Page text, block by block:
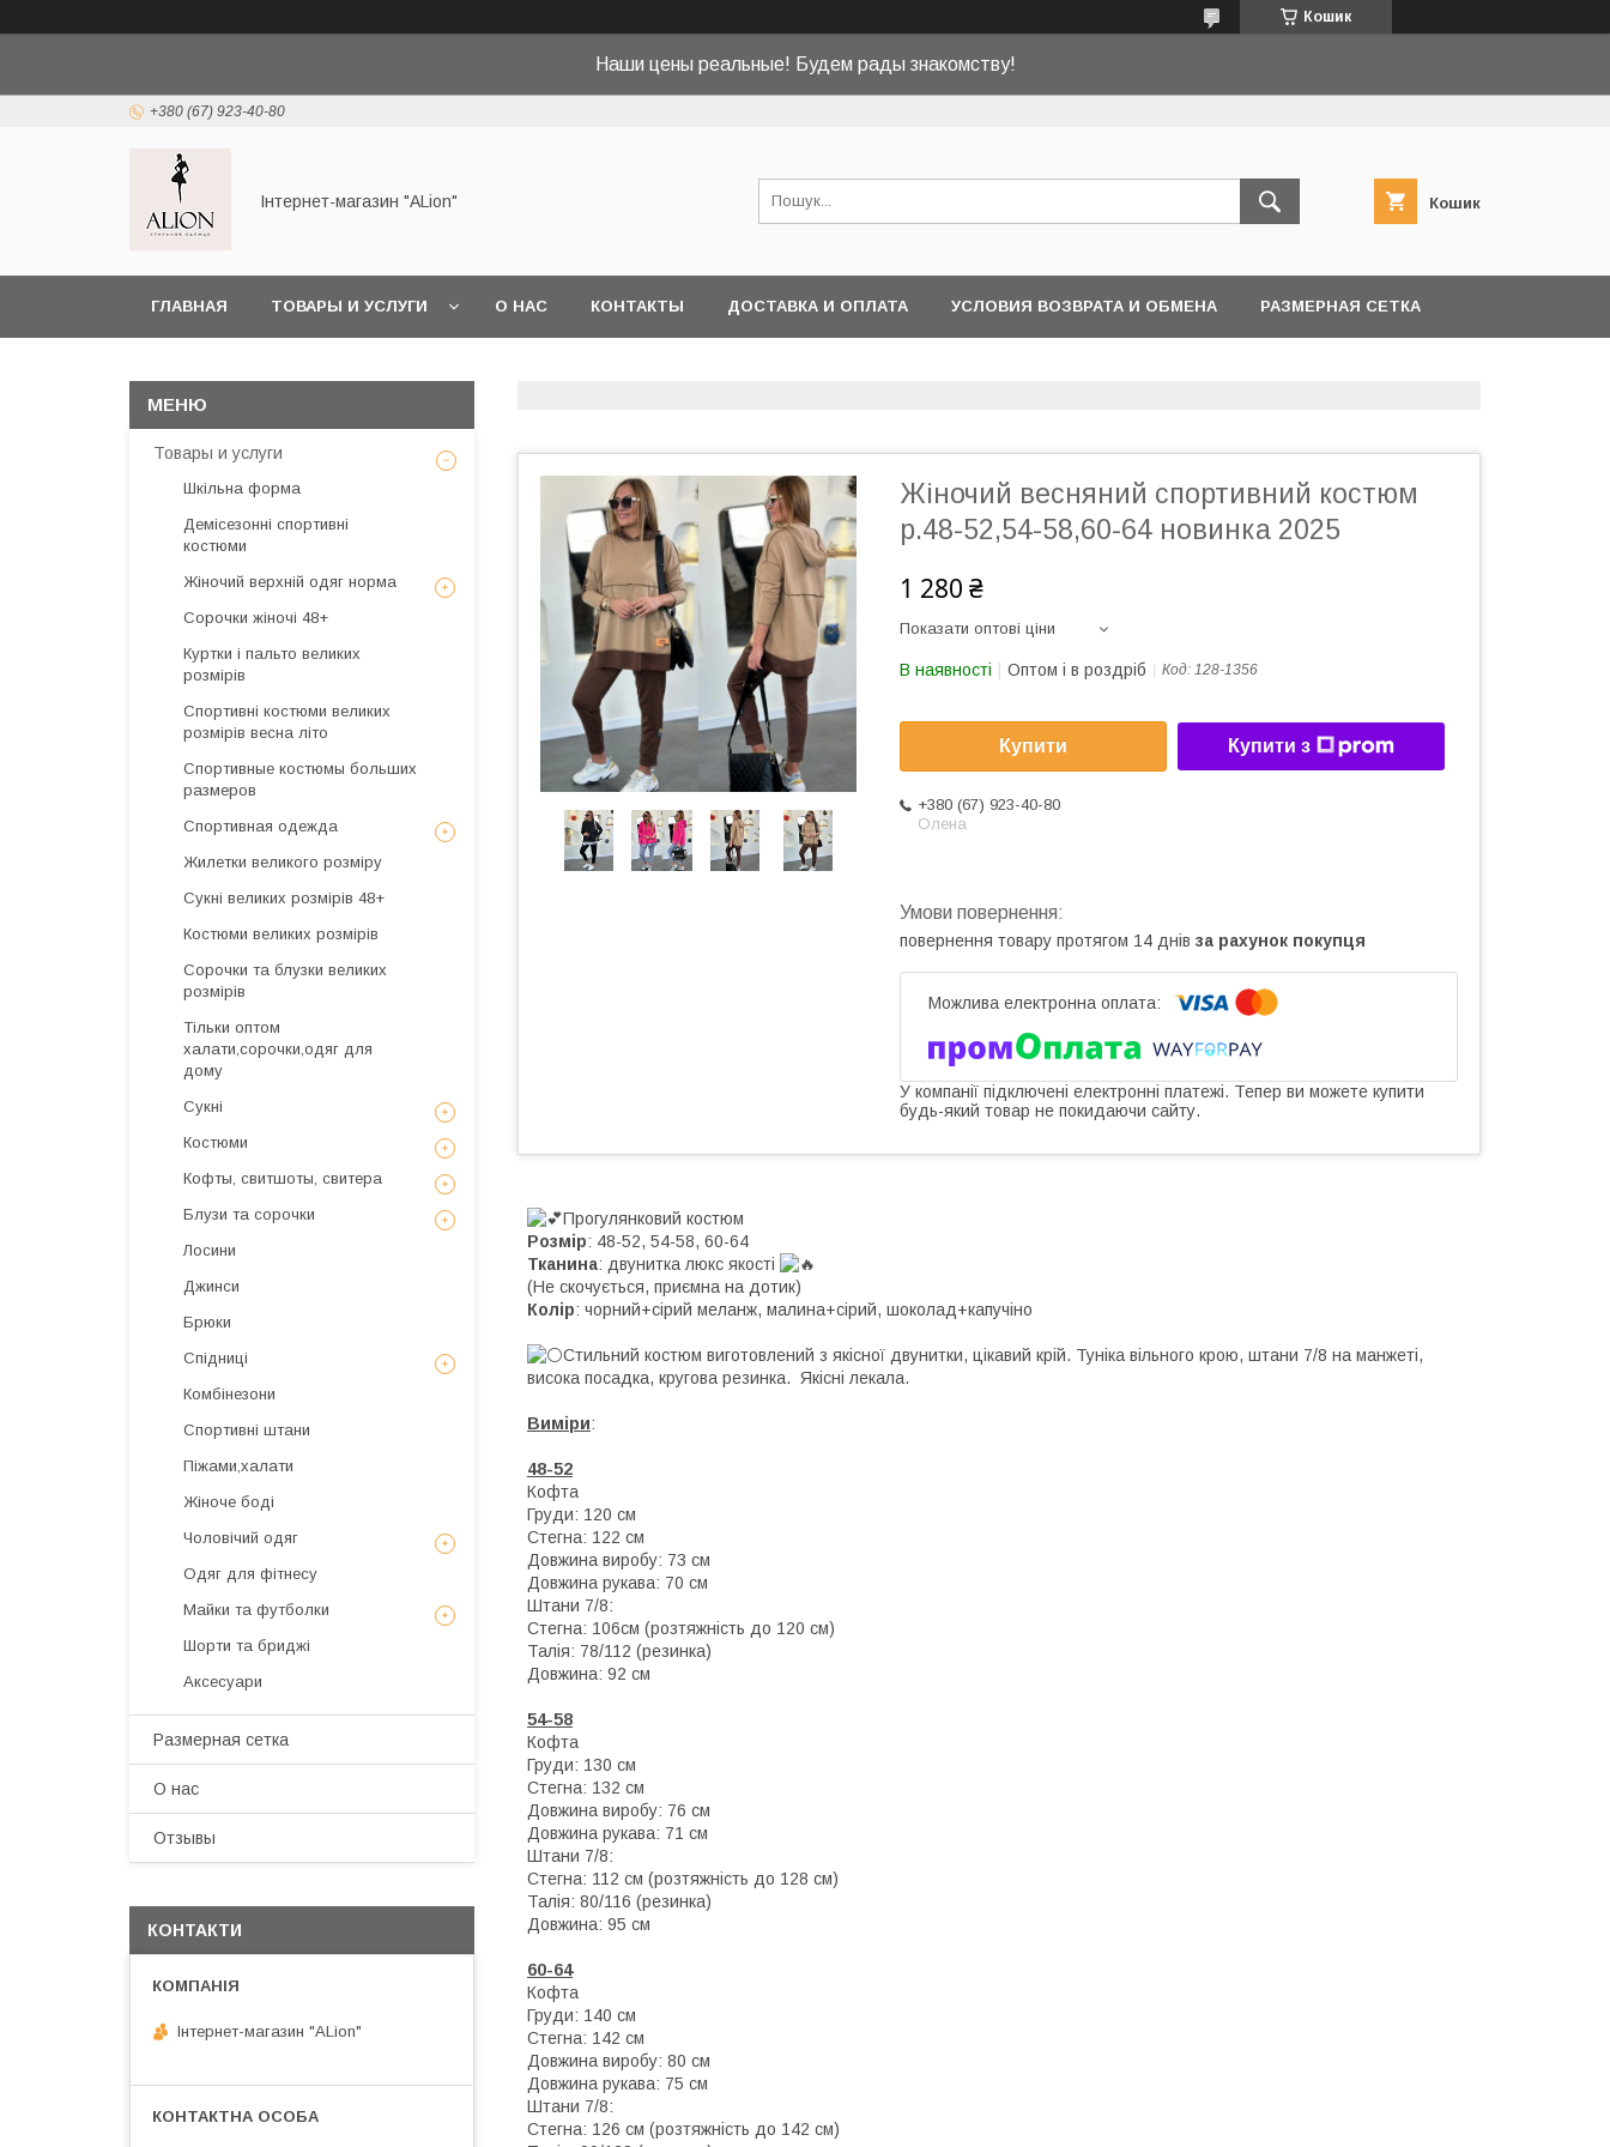
Кошик
Наши цены реальные! Будем рады знакомству!
+380 (67) 923-40-80
Інтернет-магазин "ALіon" Кошик
ГЛАВНАЯ ТОВАРЫ И УСЛУГИ О НАС КОНТАКТЫ ДОСТАВКА И ОПЛАТА УСЛОВИЯ ВОЗВРАТА И ОБМЕНА РАЗМЕРНАЯ СЕТКА
Жіночий весняний спортивний костюм
р.48-52,54-58,60-64 новинка 2025
1 280 ₴
Показати оптові ціни
В наявності Оптом і в роздріб Код: 128-1356
Купити Купити з
+380 (67) 923-40-80
Олена
повернення товару протягом 14 днів за рахунок покупця
У компанії підключені електронні платежі. Тепер ви можете купити
будь-який товар не покидаючи сайту.
Прогулянковий костюм
Розмір: 48-52, 54-58, 60-64
Тканина: двунитка люкс якості
(Не скочується, приємна на дотик)
Колір: чорний+сірий меланж, малина+сірий, шоколад+капучіно
Стильний костюм виготовлений з якісної двунитки, цікавий крій. Туніка вільного крою, штани 7/8 на манжеті,
висока посадка, кругова резинка. Якісні лекала.
Виміри:
48-52
Кофта
Груди: 120 см
Стегна: 122 см
Довжина виробу: 73 см
Довжина рукава: 70 см
Штани 7/8:
Стегна: 106см (розтяжність до 120 см)
Талія: 78/112 (резинка)
Довжина: 92 см
54-58
Кофта
Груди: 130 см
Стегна: 132 см
Довжина виробу: 76 см
Довжина рукава: 71 см
Штани 7/8:
Стегна: 112 см (розтяжність до 128 см)
Талія: 80/116 (резинка)
Довжина: 95 см
60-64
Кофта
Груди: 140 см
Стегна: 142 см
Довжина виробу: 80 см
Довжина рукава: 75 см
Штани 7/8:
Стегна: 126 см (розтяжність до 142 см)
Товары и услуги
Шкільна форма
Демісезонні спортивні
костюми
Жіночий верхній одяг норма
Сорочки жіночі 48+
Куртки і пальто великих
розмірів
Спортивні костюми великих
розмірів весна літо
Спортивные костюмы больших
размеров
Спортивная одежда
Жилетки великого розміру
Сукні великих розмірів 48+
Костюми великих розмірів
Сорочки та блузки великих
розмірів
Тільки оптом
халати,сорочки,одяг для
дому
Сукні
Костюми
Кофты, свитшоты, свитера
Блузи та сорочки
Лосини
Джинси
Брюки
Спідниці
Комбінезони
Спортивні штани
Піжами,халати
Жіноче боді
Чоловічий одяг
Одяг для фітнесу
Майки та футболки
Шорти та бриджі
Аксесуари
Размерная сетка
О нас
Отзывы
КОНТАКТИ
Інтернет-магазин "ALіon"